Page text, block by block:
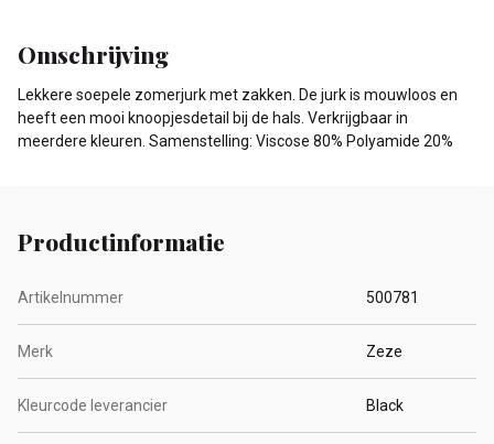
Omschrijving
Lekkere soepele zomerjurk met zakken. De jurk is mouwloos en
heeft een mooi knoopjesdetail bij de hals. Verkrijgbaar in
meerdere kleuren. Samenstelling: Viscose 80% Polyamide 20%
Productinformatie
Artikelnummer 500781
Merk Zeze
Kleurcode leverancier Black